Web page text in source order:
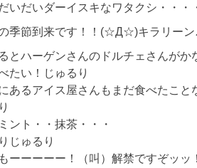
いだいダーイスキなワタクシ・・・
季節到来です！！(☆Д☆)キラリーン
とハーゲンさんのドルチェさんがか
たい！じゅるり
あるアイス屋さんもまだ食べたこと
ント・・抹茶・・・
じゅるり
ーーーーー！（叫）解禁ですぞッッ